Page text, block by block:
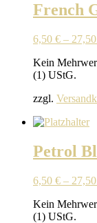
French
6,50 € – 27,50
Kein
(1) UStG.
zzgl.
Petrol
6,50 € – 27,50
Kein
(1) UStG.